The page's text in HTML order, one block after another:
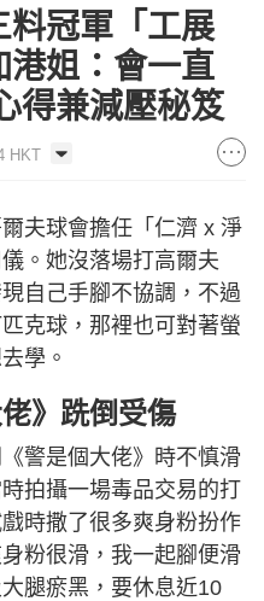
Time
料冠軍「工展
港姐：會一直
得兼減壓秘笈
HKT
夫球會擔任「仁濟 x 淨
。她沒落場打高爾夫
自己手腳不協調，不過
克球，那裡也可對著螢
學。
》跣倒受傷
警是個大佬》時不慎滑
拍攝一場毒品交易的打
時撒了很多爽身粉扮作
粉很滑，我一起腳便滑
腿瘀黑，要休息近10